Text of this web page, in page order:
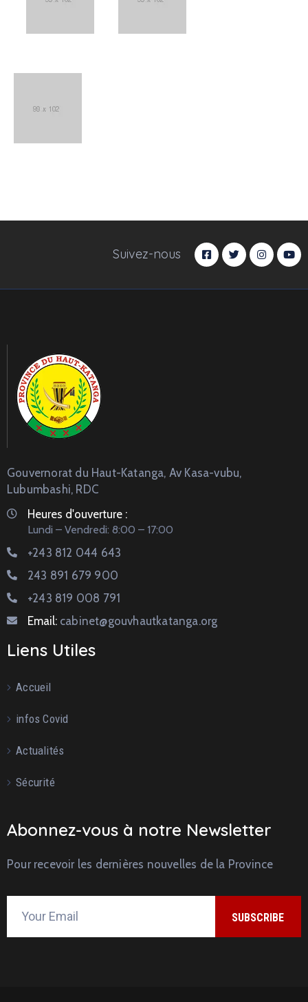
Suivez-nous
Gouvernorat du Haut-Katanga, Av Kasa-vubu,
Lubumbashi, RDC
Heures d'ouverture :
Lundi – Vendredi: 8:00 – 17:00
+243 812 044 643
243 891 679 900
+243 819 008 791
Email: cabinet@gouvhautkatanga.org
Liens Utiles
Accueil
infos Covid
Actualités
Sécurité
Abonnez-vous à notre Newsletter
Pour recevoir les dernières nouvelles de la Province